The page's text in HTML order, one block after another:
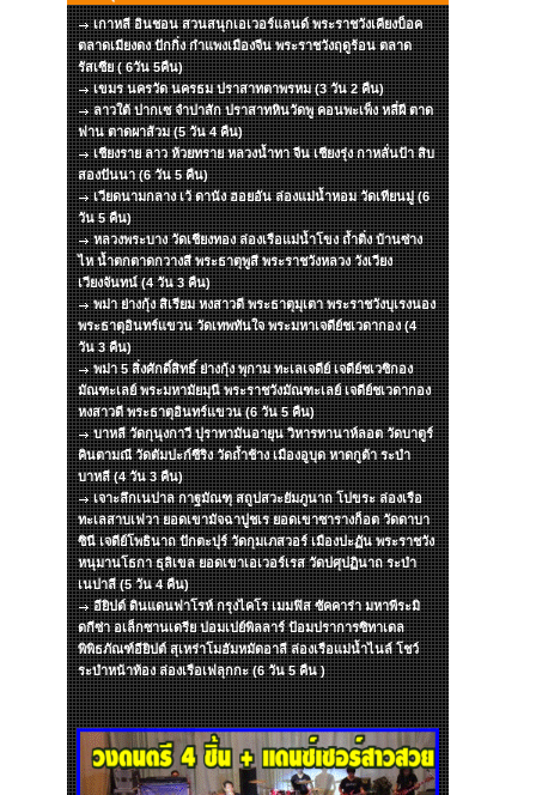
เกาหลี อินชอน สวนสนุกเอเวอร์แลนด์ พระราชวังเคียงบ็อค
ตลาดเมียงดง ปักกิ่ง กำแพงเมืองจีน พระราชวังฤดูร้อน ตลาด
รัสเซีย ( 6วัน 5คืน)
เขมร นครวัด นครธม ปราสาทตาพรหม (3 วัน 2 คืน)
ลาวใต้ ปากเซ จำปาสัก ปราสาทหินวัดพู คอนพะเพ็ง หลี่ผี ตาด
ฟาน ตาดผาส้วม (5 วัน 4 คืน)
เชียงราย ลาว ห้วยทราย หลวงน้ำทา จีน เชียงรุ่ง กาหลั่นป้า สิบ
สองปันนา (6 วัน 5 คืน)
เวียดนามกลาง เว้ ดานัง ฮอยอัน ล่องแม่น้ำหอม วัดเทียนมู่ (6
วัน 5 คืน)
หลวงพระบาง วัดเชียงทอง ล่องเรือแม่น้ำโขง ถ้ำติ่ง บ้านซ่าง
ไห น้ำตกตาดกวางสี พระธาตุพูสี พระราชวังหลวง วังเวียง
เวียงจันทน์ (4 วัน 3 คืน)
พม่า ย่างกุ้ง สิเรียม หงสาวดี พระธาตุมุเตา พระราชวังบุเรงนอง
พระธาตุอินทร์แขวน วัดเทพทันใจ พระมหาเจดีย์ชเวดากอง (4
วัน 3 คืน)
พม่า 5 สิ่งศักดิ์สิทธิ์ ย่างกุ้ง พุกาม ทะเลเจดีย์ เจดีย์ชเวซิกอง
มัณฑะเลย์ พระมหามัยมุนี พระราชวังมัณฑะเลย์ เจดีย์ชเวดากอง
หงสาวดี พระธาตุอินทร์แขวน (6 วัน 5 คืน)
บาหลี วัดกุนุงกาวี ปุราทามันอายุน วิหารทานาห์ลอต วัดบาตูร์
คินตามณี วัดตัมปะก์ซีริง วัดถ้ำช้าง เมืองอูบุด หาดกูต้า ระบำ
บาหลี (4 วัน 3 คืน)
เจาะลึกเนปาล กาฐมัณฑุ สถูปสวะยัมภูนาถ โปขระ ล่องเรือ
ทะเลสาบเฟวา ยอดเขามัจฉาปูชเร ยอดเขาซารางก็อต วัดดาบา
ซินี เจดีย์โพธินาถ ปักตะปุร์ วัดกุมเภสวอร์ เมืองปะฏัน พระราชวัง
หนุมานโธกา ธุลิเขล ยอดเขาเอเวอร์เรส วัดปศุปฏินาถ ระบำ
เนปาลี (5 วัน 4 คืน)
อียิปต์ ดินแดนฟาโรห์ กรุงไคโร เมมฟิส ซัคคาร่า มหาพีระมิ
ดกีซ่า อเล็กซานเดรีย ปอมเปย์พิลลาร์ ป้อมปราการซิทาเดล
พิพิธภัณฑ์อียิปต์ สุเหร่าโมฮัมหมัดอาลี ล่องเรือแม่น้ำไนล์ โชว์
ระบำหน้าท้อง ล่องเรือเฟลุกกะ (6 วัน 5 คืน )